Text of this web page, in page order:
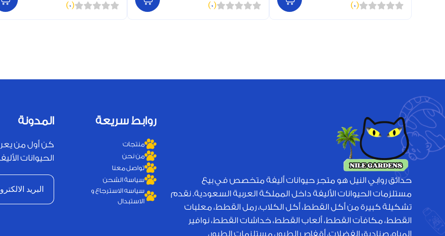
(
0
)
(
0
)
(
0
)
حدائق روابي النيل هو متجر حيوانات أليفة متخصص في بيع
مستلزمات الحيوانات الأليفة داخل المملكة العربية السعودية. نقدم
تشكيلة كبيرة من أكل القطط، أكل الكلاب، رمل القطط، معلبات
القطط، مكافآت القطط، ألعاب القطط، خداشات القطط، نوافير
المياه، صناديق الفضلات، أقفاص الطيور، مستلزمات الطيور،
روابط سريعة
منتجات
من نحن
تواصل معنا
سياسة الشحن
سياسه الاسترجاع و
الاستبدال
المدونة
كن أول من
الحيوانات